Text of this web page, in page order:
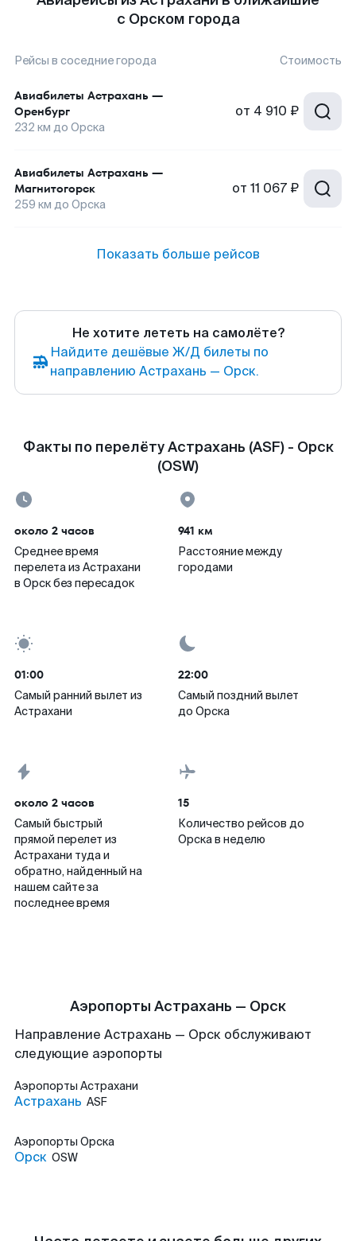
с Орском города
Рейсы в соседние города Стоимость
Авиабилеты Астрахань —
Оренбург
232 км до Орска
от 4 910 ₽
Авиабилеты Астрахань —
Магнитогорск
259 км до Орска
от 11 067 ₽
Показать больше рейсов
Не хотите лететь на самолёте?
Найдите дешёвые Ж/Д билеты по
направлению Астрахань — Орск.
Факты по перелёту Астрахань (ASF) - Орск
(OSW)
около 2 часов
Среднее время
перелета из Астрахани
в Орск без пересадок
941 км
Расстояние между
городами
01:00
Самый ранний вылет из
Астрахани
22:00
Самый поздний вылет
до Орска
около 2 часов
Самый быстрый
прямой перелет из
Астрахани туда и
обратно, найденный на
нашем сайте за
последнее время
15
Количество рейсов до
Орска в неделю
Аэропорты Астрахань — Орск
Направление Астрахань — Орск обслуживают
следующие аэропорты
Аэропорты Астрахани
Астрахань ASF
Аэропорты Орска
Орск OSW